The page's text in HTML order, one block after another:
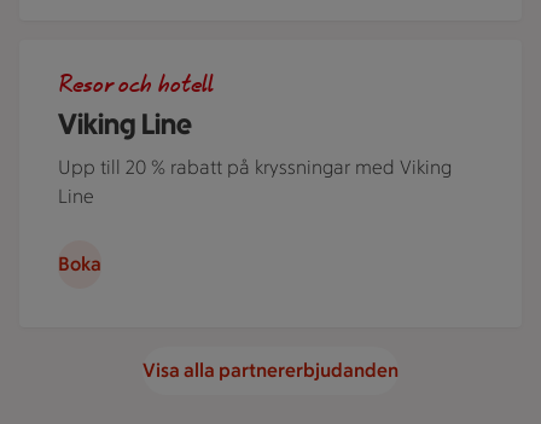
Viking Line
Resor och hotell
Upp till 20 % rabatt på kryssningar med Viking
Line
Boka
Visa alla partnererbjudanden